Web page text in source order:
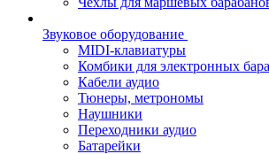
Звуковое оборудование
MIDI-клавиатуры
Комбики для электронных
Кабели аудио
Тюнеры, метрономы
Наушники
Переходники аудио
Батарейки